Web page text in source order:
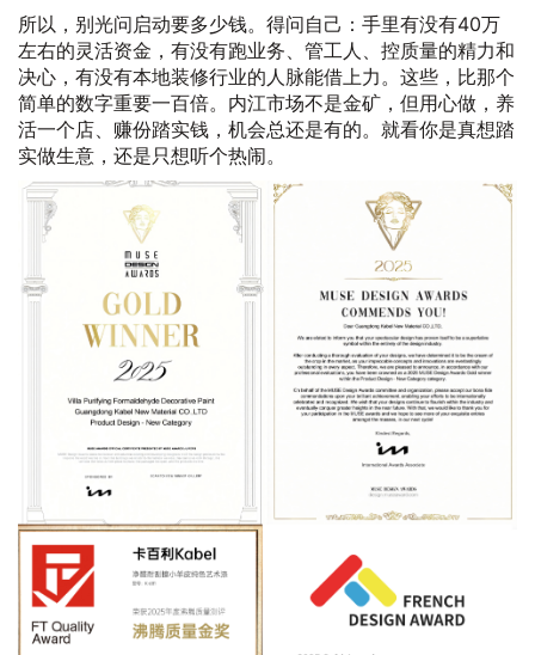
所以，别光问启动要多少钱。得问自己：手里有没有40万
左右的灵活资金，有没有跑业务、管工人、控质量的精力和
决心，有没有本地装修行业的人脉能借上力。这些，比那个
简单的数字重要一百倍。内江市场不是金矿，但用心做，养
活一个店、赚份踏实钱，机会总还是有的。就看你是真想踏
实做生意，还是只想听个热闹。